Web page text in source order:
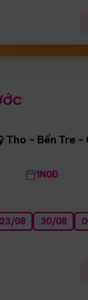
Tho - Bến Tre
1N0Đ
23/08 30/08